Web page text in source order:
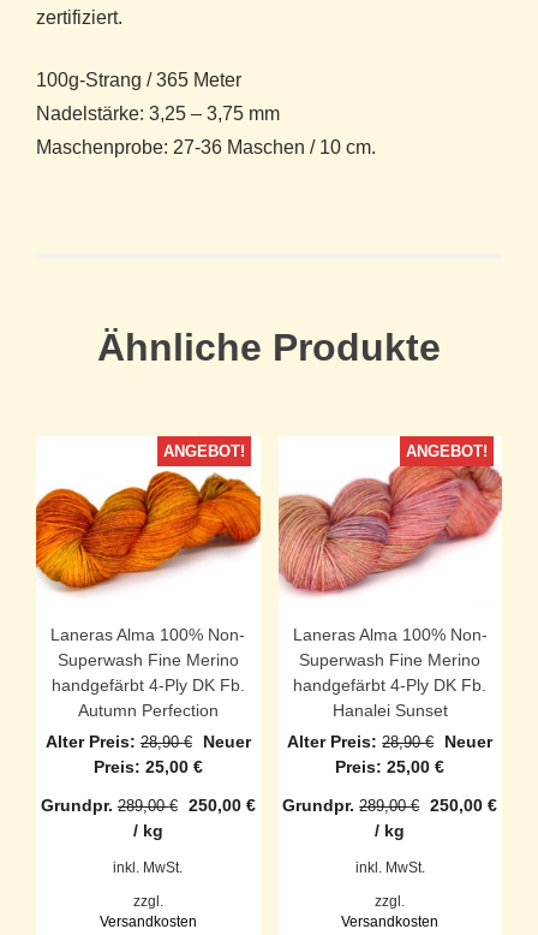
zertifiziert.
100g-Strang / 365 Meter
Nadelstärke: 3,25 – 3,75 mm
Maschenprobe: 27-36 Maschen / 10 cm.
Ähnliche Produkte
ANGEBOT!
Laneras Alma 100% Non-
Superwash Fine Merino
handgefärbt 4-Ply DK Fb.
Autumn Perfection
Alter Preis: 28,90€
Ursprünglicher
Preis
28,90 €
Neuer
Preis: 25,00 €Aktueller
ist:
Grundpr.289,00€ 250,00 €
/ kg
inkl. MwSt.
zzgl.
Versandkosten
ANGEBOT!
Laneras Alma 100% Non-
Superwash Fine Merino
handgefärbt 4-Ply DK Fb.
Hanalei Sunset
Alter Preis: 28,90€
Preis
28,90 €
Neuer
Preis: 25,00€Aktueller
ist:
Grundpr.289,00€ 250,00€
/ kg
inkl. MwSt.
zzgl.
Versandkosten